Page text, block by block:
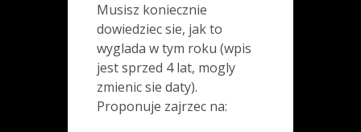
Musisz koniecznie
dowiedziec sie, jak to
wyglada w tym roku (wpis
jest sprzed 4 lat, mogly
zmienic sie daty).
Proponuje zajrzec na: